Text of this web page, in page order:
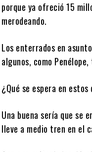
porque ya ofreció 15
merodeando.
Los enterrados en
algunos, como
¿Qué se espera en estos
Una buena sería que se
lleve a medio tren en el